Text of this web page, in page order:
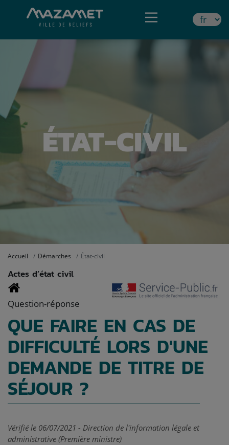
ÉTAT-CIVIL
Accueil Démarches État-civil
Actes d’état civil
Question-réponse
QUE FAIRE EN CAS DE
DIFFICULTÉ LORS D'UNE
DEMANDE DE TITRE DE
SÉJOUR ?
Vérifié le 06/07/2021 - Direction de l'information légale et
administrative (Première ministre)